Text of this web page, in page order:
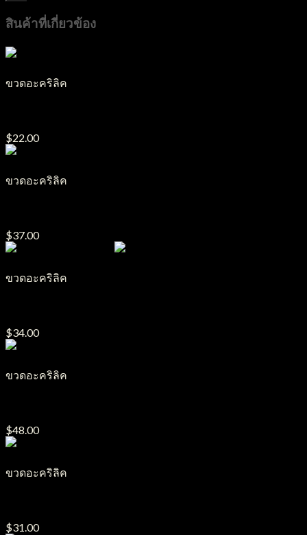
สินค้าที่เกี่ยวข้อง
ขวดอะคริลิค
$22.00
ขวดอะคริลิค
$37.00
ขวดอะคริลิค
$34.00
ขวดอะคริลิค
$48.00
ขวดอะคริลิค
$31.00